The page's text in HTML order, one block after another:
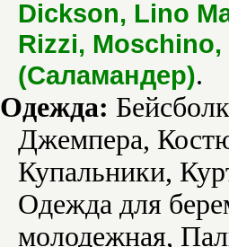
Dickson, Lino
Rizzi,
(Саламандер).
Одежда:
Джемпера,
Купальники,
Одежда для
молодежная,